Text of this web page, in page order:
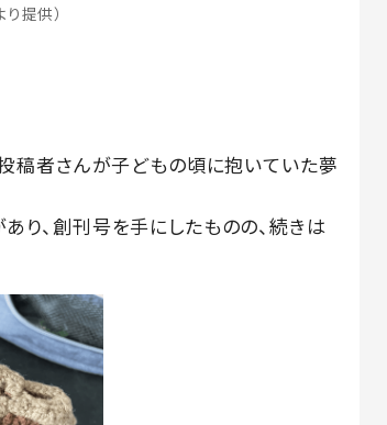
提供）
稿者さんが子どもの頃に抱いていた夢
り、創刊号を手にしたものの、続きは